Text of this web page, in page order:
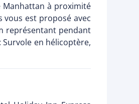
Manhattan à proximité
vous est proposé avec
représentant pendant
en hélicoptère,